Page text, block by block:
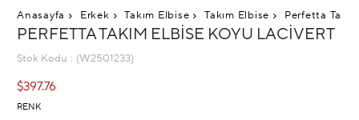
Anasayfa Erkek Takım Elbise Takım Elbise Perfetta
PERFETTA TAKIM ELBISE KOYU LACIVERT
Stok Kodu (W2501233)
$397.76
RENK